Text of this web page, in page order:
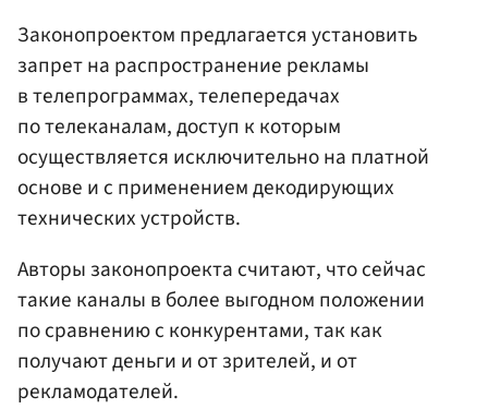
Законопроектом предлагается установить
запрет на распространение рекламы
в телепрограммах, телепередачах
по телеканалам, доступ к которым
осуществляется исключительно на платной
основе и с применением декодирующих
технических устройств.
Авторы законопроекта считают, что сейчас
такие каналы в более выгодном положении
по сравнению с конкурентами, так как
получают деньги и от зрителей, и от
рекламодателей.